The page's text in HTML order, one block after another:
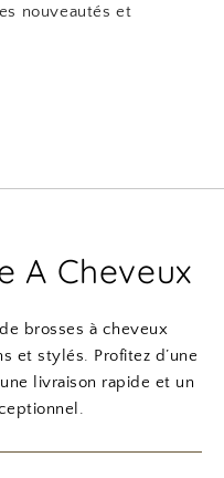
nouveautés et
A Cheveux
brosses à cheveux
et stylés. Profitez d’une
livraison rapide et un